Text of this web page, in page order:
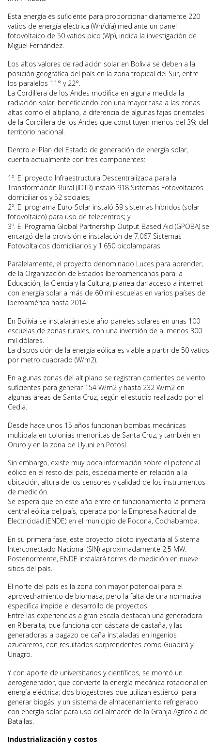
Esta energía es suficiente para proporcionar diariamente 220
vatios de energía eléctrica (Wh/día) mediante un panel
fotovoltaico de 50 vatios pico (Wp), indica la investigación de
Miguel Fernández.
Los altos valores de radiación solar en Bolivia se deben a la
posición geográfica del país en la zona tropical del Sur, entre
los paralelos 11° y 22°.
La Cordillera de los Andes modifica en alguna medida la
radiación solar, beneficiando con una mayor tasa a las zonas
altas como el altiplano, a diferencia de algunas fajas orientales
de la Cordillera de los Andes que constituyen menos del 3% del
territorio nacional.
Dentro el Plan del Estado de generación de energía solar,
cuenta actualmente con tres componentes:
1º. El proyecto Infraestructura Descentralizada para la
Transformación Rural (IDTR) instaló 918 Sistemas Fotovoltaicos
domiciliarios y 52 sociales;
2º. El programa Euro-Solar instaló 59 sistemas híbridos (solar
fotovoltaico) para uso de telecentros; y
3º. El Programa Global Partnership Output Based Aid (GPOBA) se
encargó de la provisión e instalación de 7.067 Sistemas
Fotovoltaicos domiciliarios y 1.650 picolamparas.
Paralelamente, el proyecto denominado Luces para aprender,
de la Organización de Estados Iberoamericanos para la
Educación, la Ciencia y la Cultura, planea dar acceso a internet
con energía solar a más de 60 mil escuelas en varios países de
Iberoamérica hasta 2014.
En Bolivia se instalarán este año paneles solares en unas 100
escuelas de zonas rurales, con una inversión de al menos 300
mil dólares.
La disposición de la energía eólica es viable a partir de 50 vatios
por metro cuadrado (W/m2).
En algunas zonas del altiplano se registran corrientes de viento
suficientes para generar 154 W/m2 y hasta 232 W/m2 en
algunas áreas de Santa Cruz, según el estudio realizado por el
Cedla.
Desde hace unos 15 años funcionan bombas mecánicas
multipala en colonias menonitas de Santa Cruz, y también en
Oruro y en la zona de Uyuni en Potosí.
Sin embargo, existe muy poca información sobre el potencial
eólico en el resto del país, especialmente en relación a la
ubicación, altura de los sensores y calidad de los instrumentos
de medición.
Se espera que en este año entre en funcionamiento la primera
central eólica del país, operada por la Empresa Nacional de
Electricidad (ENDE) en el municipio de Pocona, Cochabamba.
En su primera fase, este proyecto piloto inyectaría al Sistema
Interconectado Nacional (SIN) aproximadamente 2,5 MW.
Posteriormente, ENDE instalará torres de medición en nueve
sitios del país.
El norte del país es la zona con mayor potencial para el
aprovechamiento de biomasa, pero la falta de una normativa
específica impide el desarrollo de proyectos.
Entre las experiencias a gran escala destacan una generadora
en Riberalta, que funciona con cáscara de castaña, y las
generadoras a bagazo de caña instaladas en ingenios
azucareros, con resultados sorprendentes como Guabirá y
Unagro.
Y con aporte de universitarios y científicos, se montó un
aerogenerador, que convierte la energía mecánica rotacional en
energía eléctrica; dos biogestores que utilizan estiércol para
generar biogás, y un sistema de almacenamiento refrigerado
con energía solar para uso del almacén de la Granja Agrícola de
Batallas.
Industrialización y costos